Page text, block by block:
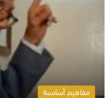
مفاهيم أساسية